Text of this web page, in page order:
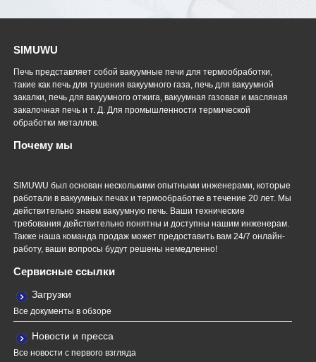
SIMUWU
Печь представляет собой вакуумные печи для термообработки,
такие как печь для тушения вакуумного газа, печь для вакуумной
закалки, печь для вакуумного отжига, вакуумная газовая и масляная
закалочная печь и т. Д. Для промышленности термической
обработки металлов.
Почему мы
SIMUWU был основан несколькими опытными инженерами, которые
работали в вакуумных печах и термообработке в течение 20 лет. Мы
действительно знаем вакуумную печь. Ваши технические
требования действительно понятны и доступны нашим инженерам.
Также наша команда продаж может предоставить вам 24/7 онлайн-
работу, ваши вопросы будут решены немедленно!
Сервисные ссылки
Загрузки
Все документы в обзоре
Новости и пресса
Все новости с первого взгляда